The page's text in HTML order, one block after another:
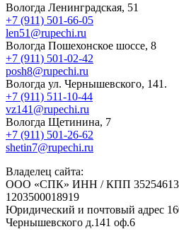
Вологда Ленинградская, 51
+7 (911) 501-66-05
len51@rupechi.ru
Вологда Пошехонское шоссе, 8
+7 (911) 501-02-42
posh8@rupechi.ru
Вологда ул. Чернышевского, 141.
+7 (911) 511-10-44
vz141@rupechi.ru
Вологда Щетинина, 7
+7 (911) 501-26-62
shetin7@rupechi.ru
Владелец сайта:
ООО «СПК» ИНН / КПП
1203500018919
Юридический и почтовый адрес
Чернышевского д.141 оф.6